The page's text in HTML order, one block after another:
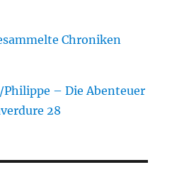
Chroniken
– Die Abenteuer
28